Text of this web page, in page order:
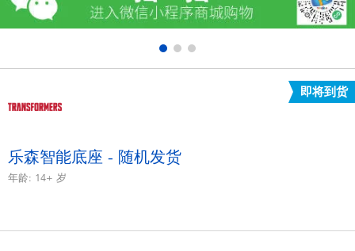
户外及运动产品
模仿，化妆及造型系列
毛绒公仔玩具
即将到货
乐森智能底座 - 随机发货
年龄: 14+ 岁